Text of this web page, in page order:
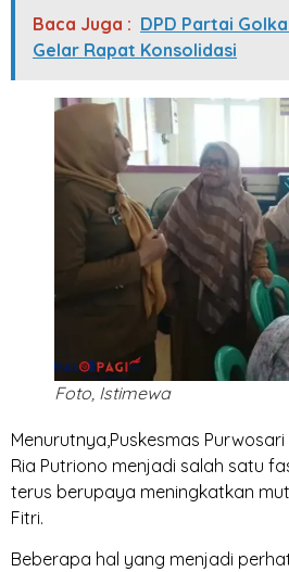
Baca Juga : DPD Partai
Gelar Rapat Konsolidasi
Foto, Istimewa
Menurutnya,Puskesmas
Ria Putriono menjadi salah satu
terus berupaya meningkatkan
Fitri.
Beberapa hal yang menjadi